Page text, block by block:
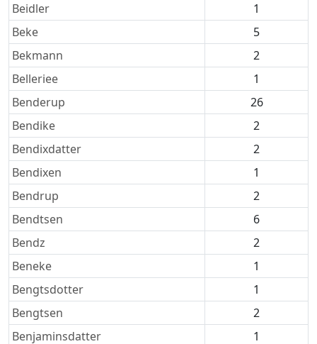
Beidler
1
Beke
5
Bekmann
2
Belleriee
1
Benderup
26
Bendike
2
Bendixdatter
2
Bendixen
1
Bendrup
2
Bendtsen
6
Bendz
2
Beneke
1
Bengtsdotter
1
Bengtsen
2
Benjaminsdatter
1